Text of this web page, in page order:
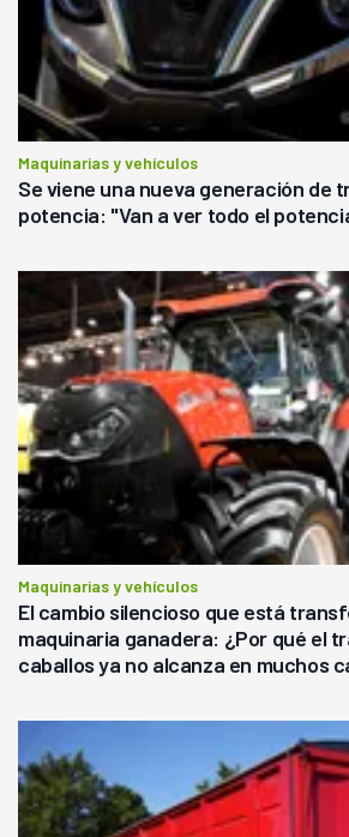
Maquinarias y vehículos
Se viene una nueva generación de
potencia: "Van a ver todo el
Maquinarias y vehículos
El cambio silencioso que está
maquinaria ganadera: ¿Por qué el
caballos ya no alcanza en muchos